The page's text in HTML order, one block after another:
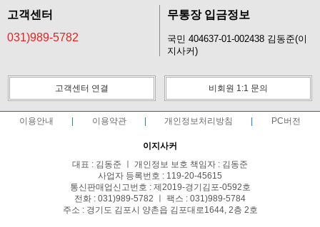
고객센터
031)989-5782
무통장 입금정보
국민 404637-01-002438 김동준(이
지사커)
고객센터 연결 비회원 1:1 문의
이용안내 이용약관 개인정보처리방침 PC버전
이지사커
대표 : 김동준 ㅣ 개인정보 보호 책임자 : 김동준
사업자 등록번호 : 119-20-45615
통신판매업신고번호 : 제2019-경기김포-0592호
전화 : 031)989-5782 ㅣ 팩스 : 031)989-5784
주소 : 경기도 김포시 양촌읍 김포대로1644, 2층 2호